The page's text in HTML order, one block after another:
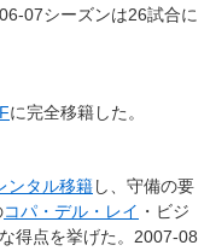
07シーズンは26試合に
に完全移籍した。
ンタル移籍し、守備の要
コパ・デル・レイ ・ビジ
得点を挙げた。2007-08